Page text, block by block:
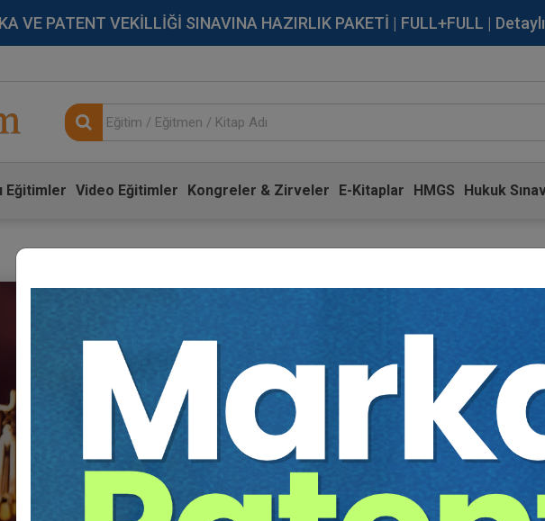
VE PATENT VEKİLLİĞİ SINAVINA HAZIRLIK PAKETİ | FULL+FULL |
Eğitimler Video Eğitimler Kongreler & Zirveler E-Kitaplar HMGS Hukuk
Hukuk Eğitim'e
Giriş yapmak için bilgilerinizi
Beni Hatırla